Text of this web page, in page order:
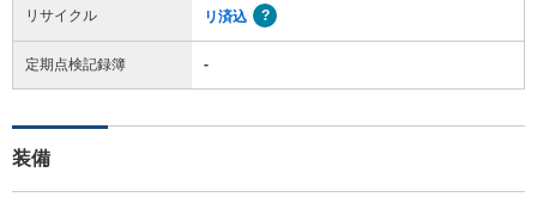
リサイクル リ済込
定期点検記録簿 -
装備